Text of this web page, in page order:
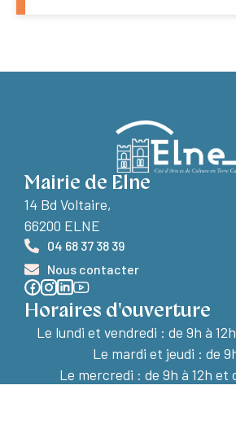
Mairie de Elne
14 Bd Voltaire,
66200 ELNE
04 68 37 38 39
Nous contacter
Horaires d'ouverture
Le lundi et vendredi : de 9h à
Le mardi et jeudi : de
Le mercredi : de 9h à 12h et